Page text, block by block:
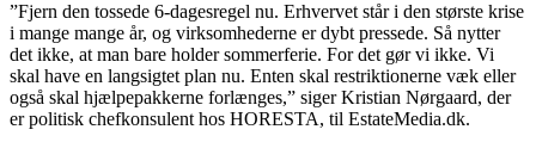
”Fjern den tossede 6-dagesregel nu. Erhvervet står i den største krise
i mange mange år, og virksomhederne er dybt pressede. Så nytter
det ikke, at man bare holder sommerferie. For det gør vi ikke. Vi
skal have en langsigtet plan nu. Enten skal restriktionerne væk eller
også skal hjælpepakkerne forlænges,” siger Kristian Nørgaard, der
er politisk chefkonsulent hos HORESTA, til EstateMedia.dk.